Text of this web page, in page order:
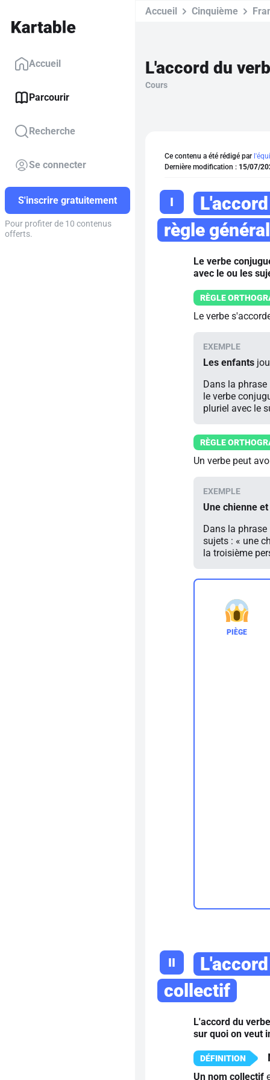
Accueil
Parcourir
Recherche
Se connecter
S'inscrire gratuitement
Pour profiter de 10 contenus
offerts.
Accueil Cinquième
L'accord du
Cours
Ce contenu a été rédigé par
Dernière modification : 15/07/
I
règle
Le verbe
avec le ou les
Le verbe
Les enfants
Dans la phrase
le verbe
pluriel avec le
Un verbe peut
Une chienne
Dans la phrase
sujets : « une
la troisième
II
collectif
L'accord du
sur quoi on veut
Un nom collectif